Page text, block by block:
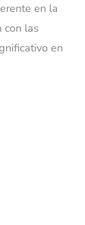
en la
con las
en